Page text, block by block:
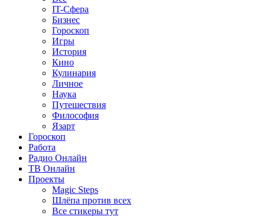
IT-Сфера
Бизнес
Гороскоп
Игры
История
Кино
Кулинария
Личное
Наука
Путешествия
Философия
Язарт
Гороскоп
Работа
Радио Онлайн
ТВ Онлайн
Проекты
Magic Steps
Шлёпа против всех
Все стикеры тут